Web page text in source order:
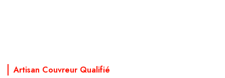
Artisan Couvreur Qualifié